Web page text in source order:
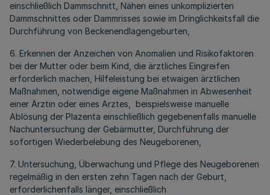
einschließlich Dammschnitt, Nähen eines unkomplizierten
Dammschnittes oder Dammrisses sowie im Dringlichkeitsfall die
Durchführung von Beckenendlagengeburten,
6. Erkennen der Anzeichen von Anomalien und Risikofaktoren
bei der Mutter oder beim Kind, die ärztliches Eingreifen
erforderlich machen, Hilfeleistung bei etwaigen ärztlichen
Maßnahmen, notwendige eigene Maßnahmen in Abwesenheit
einer Ärztin oder eines Arztes, beispielsweise manuelle
Ablösung der Plazenta einschließlich gegebenenfalls manuelle
Nachuntersuchung der Gebärmutter, Durchführung der
sofortigen Wiederbelebung des Neugeborenen,
7. Untersuchung, Überwachung und Pflege des Neugeborenen
regelmäßig in den ersten zehn Tagen nach der Geburt,
erforderlichenfalls länger, einschließlich